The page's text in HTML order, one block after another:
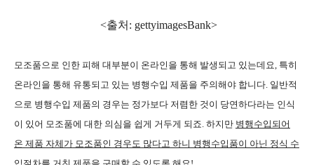
<출처: gettyimagesBank>
모조품으로 인한 피해 대부분이 온라인을 통해 발생되고 있는데요, 특히
온라인을 통해 유통되고 있는 병행수입 제품을 주의해야 합니다. 일반적
으로 병행수입 제품의 경우는 정가보다 저렴한 것이 당연하다라는 인식
이 있어 모조품에 대한 의심을 쉽게 거두게 되죠. 하지만 병행수입되어
온 제품 자체가 모조품인 경우도 많다고 하니 병행수입품이 아닌 정식 수